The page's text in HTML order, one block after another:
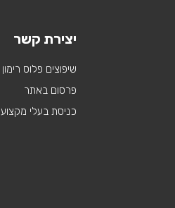
יצירת קשר
שיפוצים פלוס רימון 826 בני יהודה
פרסום באתר
כניסת בעלי מקצוע